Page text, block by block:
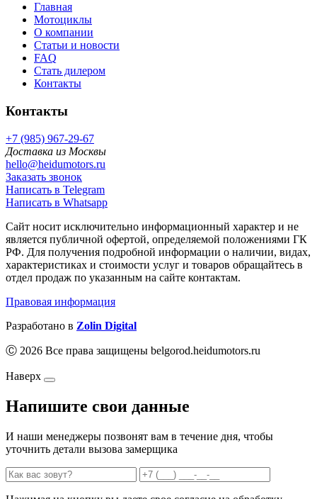
Главная
Мотоциклы
О компании
Статьи и новости
FAQ
Стать дилером
Контакты
Контакты
+7 (985) 967-29-67
Доставка из Москвы
hello@heidumotors.ru
Заказать звонок
Написать в Telegram
Написать в Whatsapp
Сайт носит исключительно информационный характер и не
является публичной офертой, определяемой положениями ГК
РФ. Для получения подробной информации о наличии, видах,
характеристиках и стоимости услуг и товаров обращайтесь в
отдел продаж по указанным на сайте контактам.
Правовая информация
Разработано в Zolin Digital
Ⓒ 2026 Все права защищены belgorod.heidumotors.ru
Наверх
Напишите свои данные
И наши менеджеры позвонят вам в течение дня, чтобы
уточнить детали вызова замерщика